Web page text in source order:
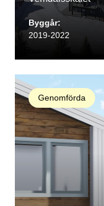
Byggår:
2019-2022
Genomförda